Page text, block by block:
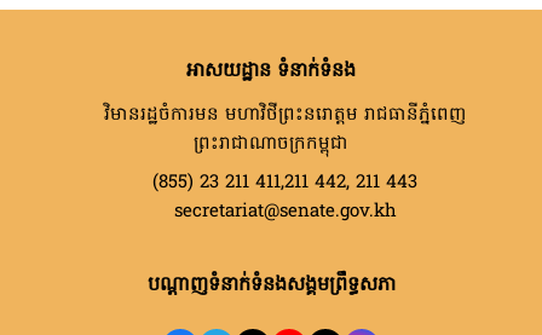
អាសយដ្ឋាន ទំនាក់ទំនង
វិមានរដ្ឋចំការមន មហាវិថីព្រះនរោត្តម រាជធានីភ្នំពេញ
ព្រះរាជាណាចក្រកម្ពុជា
(855) 23 211 411,211 442, 211 443
secretariat@senate.gov.kh
បណ្តាញទំនាក់ទំនងសង្គមព្រឹទ្ធសភា